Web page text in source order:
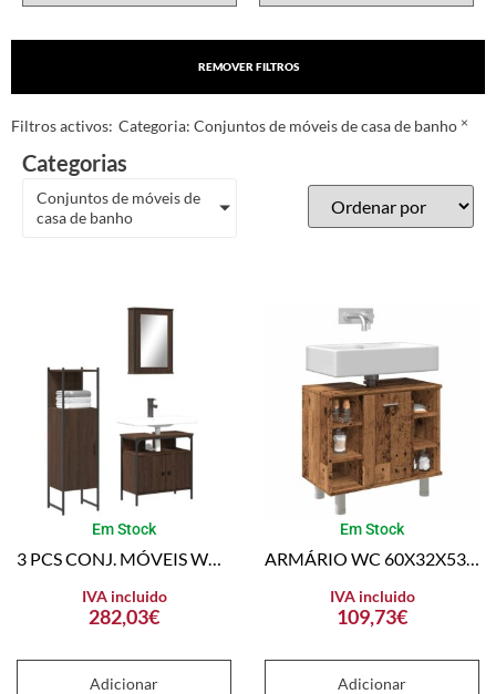
REMOVER FILTROS
Filtros activos: Categoria: Conjuntos de móveis de casa de banho ×
Categorias
Conjuntos de móveis de
casa de banho
Em Stock
282,03€
IVA incluido
Adicionar
Em Stock
109,73€
IVA incluido
Adicionar